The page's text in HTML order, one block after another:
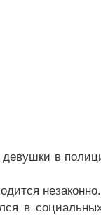
девушки в
в